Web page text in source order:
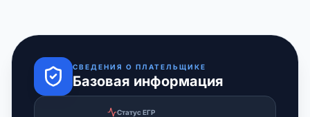
СВЕДЕНИЯ О ПЛАТЕЛЬЩИКЕ
Базовая информация
Статус ЕГР